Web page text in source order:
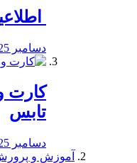
دسامبر 25, 2019
کارت
تابس
دسامبر 25, 2019
آموزش و